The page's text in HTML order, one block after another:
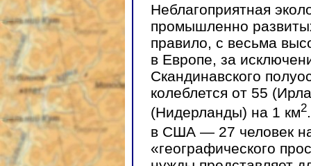
Неблагоприятная
промышленно
правило, с весьма
в Европе, за
Скандинавского
колеблется от 55
(Нидерланды) на 1 км2
в США — 27 человек
«географического